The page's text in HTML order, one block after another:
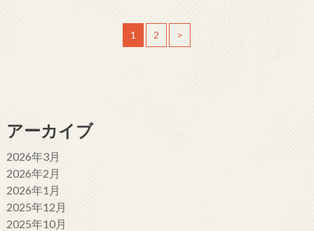
1 2 >
アーカイブ
2026年3月
2026年2月
2026年1月
2025年12月
2025年10月